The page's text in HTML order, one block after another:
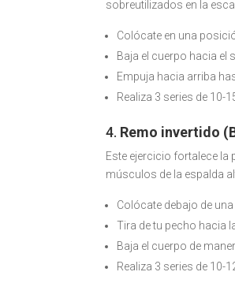
sobreutilizados en la
Colócate en una
Baja el cuerpo hacia el
Empuja hacia arriba
Realiza 3 series de 10-
4. Remo invertido
Este ejercicio fortalece
músculos de la espalda
Colócate debajo de
Tira de tu pecho hacia
Baja el cuerpo de
Realiza 3 series de 10-